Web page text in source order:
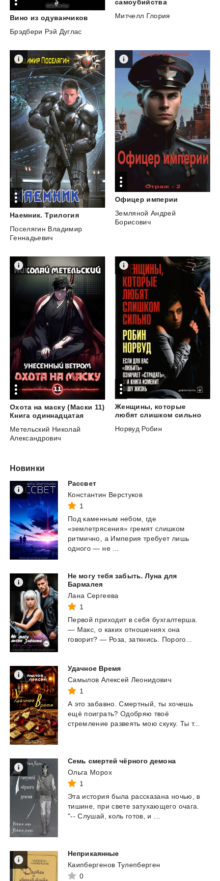
Вино из одуванчиков
Брэдбери Рэй Дуглас
самоубийства
Митчелл Глория
Наемник. Трилогия
Поселягин Владимир
Геннадьевич
Офицер империи
Земляной Андрей
Борисович
Охота на маску (Маски 11)
Книга одиннадцатая
Метельский Николай
Александрович
Женщины, которые
любят слишком сильно
Норвуд Робин
Новинки
Рассвет
Константин Верстуков
1
Под каменным небом, где
«землетрясения» гремят слишком
ритмично, а Империя требует лишь
одного — не ...
Не могу тебя забыть. Луна для
Бармалея
Лана Сергеева
1
Первой приходит в себя бухгалтерша.
— Макс, о каких отношениях она
говорит? — Роза, заткнись. Порого...
Удачное Время
Самылов Алексей Леонидович
1
А это забавно. Смертный, ты хочешь
ещё поиграть? Одобряю твоё
стремление развеять мою скуку. Ты т...
Семь смертей чёрного демона
Ольга Морох
1
Эта история была рассказана ночью, в
тишине, при свете затухающего очага.
"-- Слушай, коль готов, и ...
Неприкаянные
Каипбергенов Тулепберген
0